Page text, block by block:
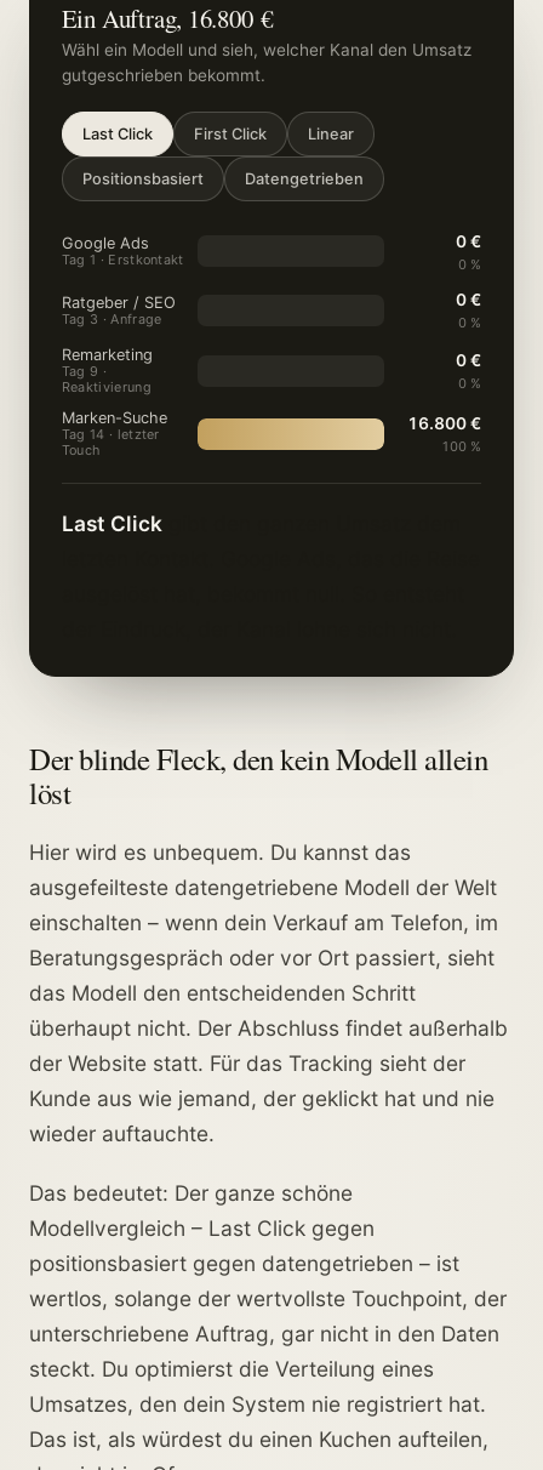
Ein Auftrag, 16.800 €
Wähl ein Modell und sieh, welcher Kanal den Umsatz
gutgeschrieben bekommt.
Last Click First Click Linear
Positionsbasiert Datengetrieben
Google Ads
Tag 1 · Erstkontakt
0 €
0 %
Ratgeber / SEO
Tag 3 · Anfrage
0 €
0 %
Remarketing
Tag 9 ·
Reaktivierung
0 €
0 %
Marken-Suche
Tag 14 · letzter
Touch
16.800 €
100 %
Last Clickgibt den ganzen Umsatz dem
Der blinde Fleck, den kein Modell allein
löst
Hier wird es unbequem. Du kannst das
ausgefeilteste datengetriebene Modell der Welt
einschalten – wenn dein Verkauf am Telefon, im
Beratungsgespräch oder vor Ort passiert, sieht
das Modell den entscheidenden Schritt
überhaupt nicht. Der Abschluss findet außerhalb
der Website statt. Für das Tracking sieht der
Kunde aus wie jemand, der geklickt hat und nie
wieder auftauchte.
Das bedeutet: Der ganze schöne
Modellvergleich – Last Click gegen
positionsbasiert gegen datengetrieben – ist
wertlos, solange der wertvollste Touchpoint, der
unterschriebene Auftrag, gar nicht in den Daten
steckt. Du optimierst die Verteilung eines
Umsatzes, den dein System nie registriert hat.
Das ist, als würdest du einen Kuchen aufteilen,